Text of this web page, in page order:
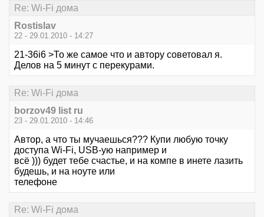
Re: Wi-Fi дома
Rostislav
22 - 29.01.2010 - 14:27
21-36i6 >То же самое что и автору советовал я.
Делов на 5 минут с перекурами.
Re: Wi-Fi дома
borzov49 list ru
23 - 29.01.2010 - 14:46
Автор, а что ты мучаешься??? Купи любую точку
доступа Wi-Fi, USB-ую например и
всё ))) будет тебе счастье, и на компе в инете лазить
будешь, и на ноуте или
телефоне
Re: Wi-Fi дома